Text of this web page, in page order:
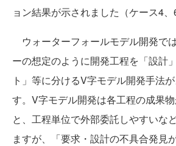
ョン結果が示されました（ケース4、
ウォーターフォールモデル開発で
ーの想定のように開発工程を「設計
ト」等に分けるV字モデル開発手法
す。V字モデル開発は各工程の成果
と、工程単位で外部委託しやすいな
ますが、「要求・設計の不具合発見